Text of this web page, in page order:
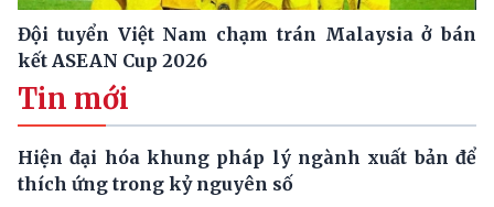
Đội tuyển Việt Nam chạm trán Malaysia ở bán
kết ASEAN Cup 2026
Tin mới
Hiện đại hóa khung pháp lý ngành xuất bản để
thích ứng trong kỷ nguyên số